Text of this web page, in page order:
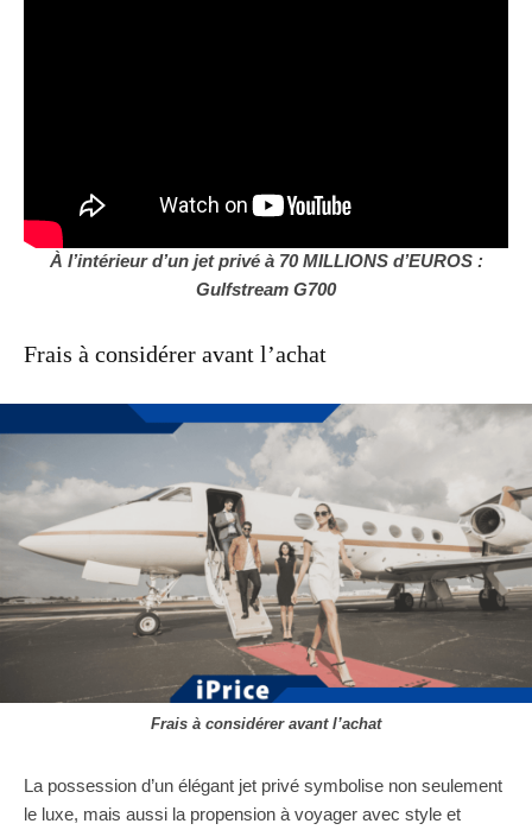
À l’intérieur d’un jet privé à 70 MILLIONS d’EUROS :
Gulfstream G700
Frais à considérer avant l’achat
Frais à considérer avant l’achat
La possession d’un élégant jet privé symbolise non seulement
le luxe, mais aussi la propension à voyager avec style et